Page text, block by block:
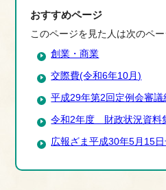
おすすめページ
このページを見た人は次のペー
創業・商業
交際費(令和6年10月)
平成29年第2回定例会審議
令和2年度 財政状況資料
広報ざま平成30年5月15